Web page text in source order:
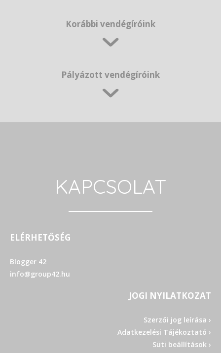
Korábbi vendégíróink
Pályázott vendégíróink
KAPCSOLAT
ELÉRHETŐSÉG
Blogger 42
info@group42.hu
JOGI NYILATKOZAT
Szerzői jog leírása ›
Adatkezelési Tájékoztató ›
Süti beállítások ›